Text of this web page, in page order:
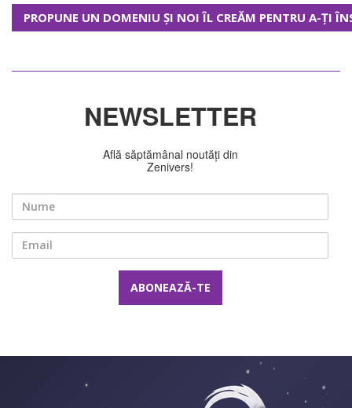
PROPUNE UN DOMENIU ȘI NOI ÎL CREĂM PENTRU A-ȚI
NEWSLETTER
Află săptămânal noutăți din
Zenivers!